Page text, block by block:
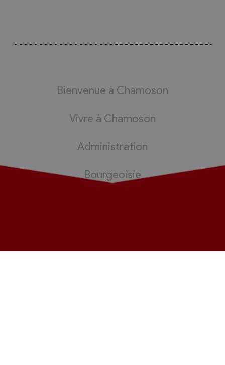
Bienvenue à Chamoson
Vivre à Chamoson
Administration
Bourgeoisie